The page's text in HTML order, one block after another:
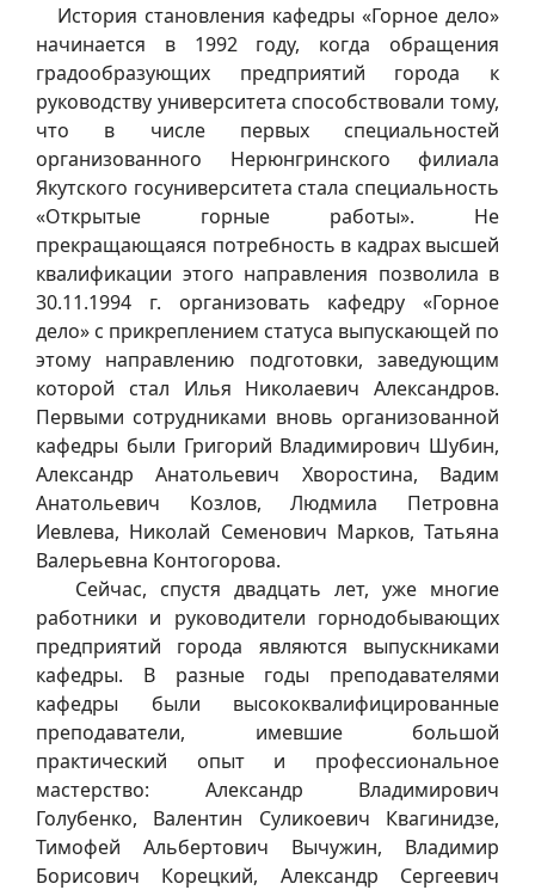
История становления кафедры «Горное дело»
начинается в 1992 году, когда обращения
градообразующих предприятий города к
руководству университета способствовали тому,
что в числе первых специальностей
организованного Нерюнгринского филиала
Якутского госуниверситета стала специальность
«Открытые горные работы». Не
прекращающаяся потребность в кадрах высшей
квалификации этого направления позволила в
30.11.1994 г. организовать кафедру «Горное
дело» с прикреплением статуса выпускающей по
этому направлению подготовки, заведующим
которой стал Илья Николаевич Александров.
Первыми сотрудниками вновь организованной
кафедры были Григорий Владимирович Шубин,
Александр Анатольевич Хворостина, Вадим
Анатольевич Козлов, Людмила Петровна
Иевлева, Николай Семенович Марков, Татьяна
Валерьевна Контогорова.
Сейчас, спустя двадцать лет, уже многие
работники и руководители горнодобывающих
предприятий города являются выпускниками
кафедры. В разные годы преподавателями
кафедры были высококвалифицированные
преподаватели, имевшие большой
практический опыт и профессиональное
мастерство: Александр Владимирович
Голубенко, Валентин Суликоевич Квагинидзе,
Тимофей Альбертович Вычужин, Владимир
Борисович Корецкий, Александр Сергеевич